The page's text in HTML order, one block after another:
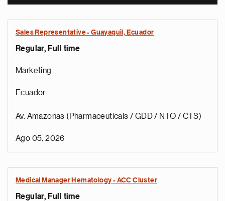
Sales Representative - Guayaquil, Ecuador
Regular, Full time
Marketing
Ecuador
Av. Amazonas (Pharmaceuticals / GDD / NTO / CTS)
Ago 05, 2026
Medical Manager Hematology - ACC Cluster
Regular, Full time